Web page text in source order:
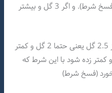
گل زده شود مبلغ برگشت میخورد (فسخ شرط). و اگر 3 گل و بیشتر
آندر = Under = گل کمتر = کمتر از 2.5 گل یعنی حتما 2 گل و کمتر
کمتر از 2 گل یعنی 2 گل و کمتر زده شود با این شرط که